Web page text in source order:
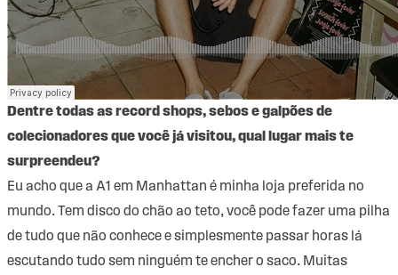
Dentre todas as record shops, sebos e galpões de
colecionadores que você já visitou, qual lugar mais te
surpreendeu?
Eu acho que a A1 em Manhattan é minha loja preferida no
mundo. Tem disco do chão ao teto, você pode fazer uma pilha
de tudo que não conhece e simplesmente passar horas lá
escutando tudo sem ninguém te encher o saco. Muitas